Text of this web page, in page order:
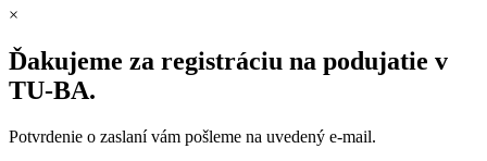
×
Ďakujeme za registráciu na podujatie v
TU‑BA.
Potvrdenie o zaslaní vám pošleme na uvedený e‑mail.